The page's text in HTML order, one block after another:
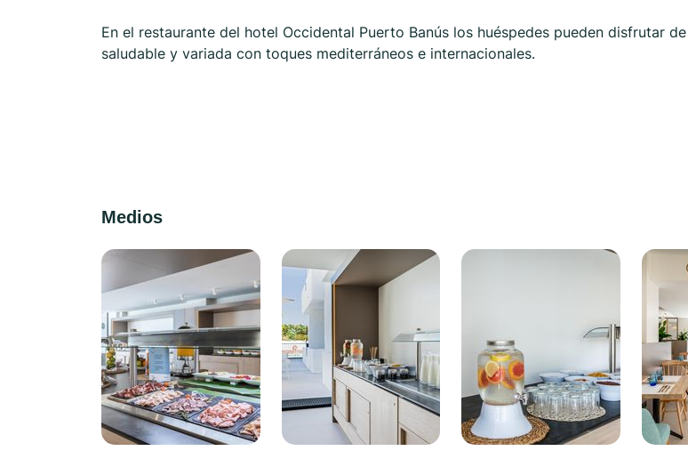
En el restaurante del hotel Occidental Puerto Banús los huéspedes pueden disfrutar
saludable y variada con toques mediterráneos e internacionales.
Medios